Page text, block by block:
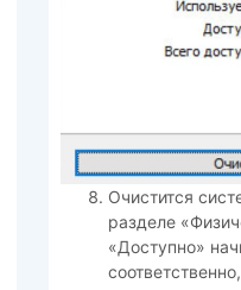
Очистится
разделе
«Доступно»